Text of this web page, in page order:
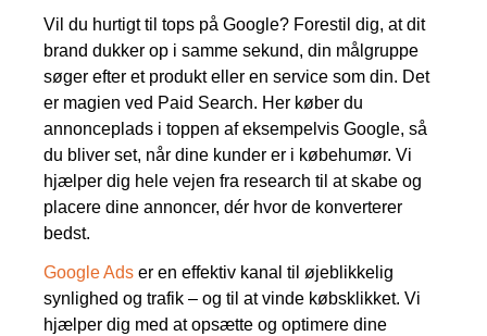
Vil du hurtigt til tops på Google? Forestil dig, at dit
brand dukker op i samme sekund, din målgruppe
søger efter et produkt eller en service som din. Det
er magien ved Paid Search. Her køber du
annonceplads i toppen af eksempelvis Google, så
du bliver set, når dine kunder er i købehumør. Vi
hjælper dig hele vejen fra research til at skabe og
placere dine annoncer, dér hvor de konverterer
bedst.
Google Ads er en effektiv kanal til øjeblikkelig
synlighed og trafik – og til at vinde købsklikket. Vi
hjælper dig med at opsætte og optimere dine